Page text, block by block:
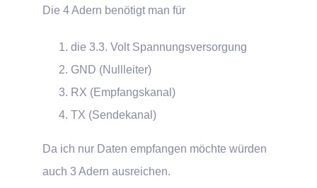
Die 4 Adern benötigt man für
die 3.3. Volt Spannungsversorgung
GND (Nullleiter)
RX (Empfangskanal)
TX (Sendekanal)
Da ich nur Daten empfangen möchte würden
auch 3 Adern ausreichen.